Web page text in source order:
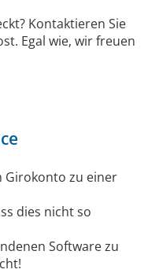
Kontaktieren Sie
Egal wie, wir freuen
Girokonto zu einer
dies nicht so
Software zu